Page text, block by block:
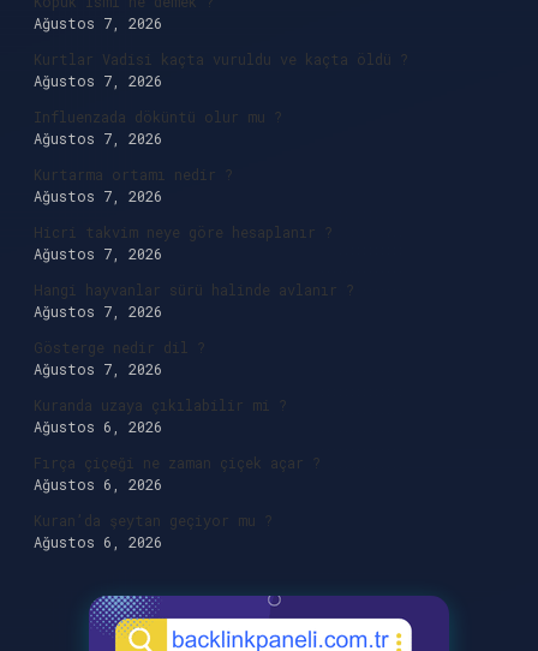
Ağustos 7, 2026
Kurtlar Vadisi kaçta vuruldu ve kaçta öldü ?
Ağustos 7, 2026
Influenzada döküntü olur mu ?
Ağustos 7, 2026
Kurtarma ortamı nedir ?
Ağustos 7, 2026
Hicri takvim neye göre hesaplanır ?
Ağustos 7, 2026
Hangi hayvanlar sürü halinde avlanır ?
Ağustos 7, 2026
Gösterge nedir dil ?
Ağustos 7, 2026
Kuranda uzaya çıkılabilir mi ?
Ağustos 6, 2026
Fırça çiçeği ne zaman çiçek açar ?
Ağustos 6, 2026
Kuran’da şeytan geçiyor mu ?
Ağustos 6, 2026